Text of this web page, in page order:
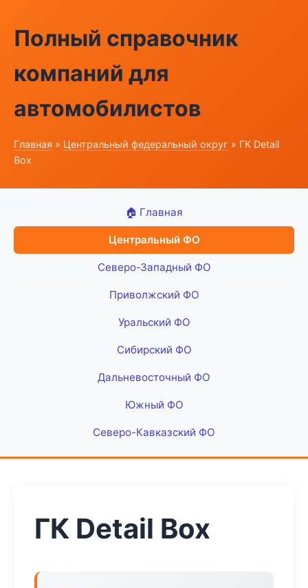
Полный справочник
компаний для
автомобилистов
Главная » Центральный федеральный округ » ГК Detail
Box
🏠 Главная
Центральный ФО
Северо-Западный ФО
Приволжский ФО
Уральский ФО
Сибирский ФО
Дальневосточный ФО
Южный ФО
Северо-Кавказский ФО
ГК Detail Box